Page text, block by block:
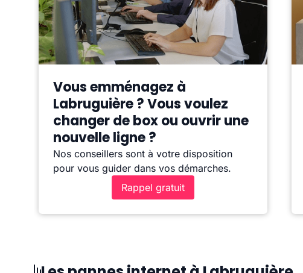
Vous emménagez à
Labruguière ? Vous voulez
changer de box ou ouvrir une
nouvelle ligne ?
Nos conseillers sont à votre disposition
pour vous guider dans vos démarches.
Rappel gratuit